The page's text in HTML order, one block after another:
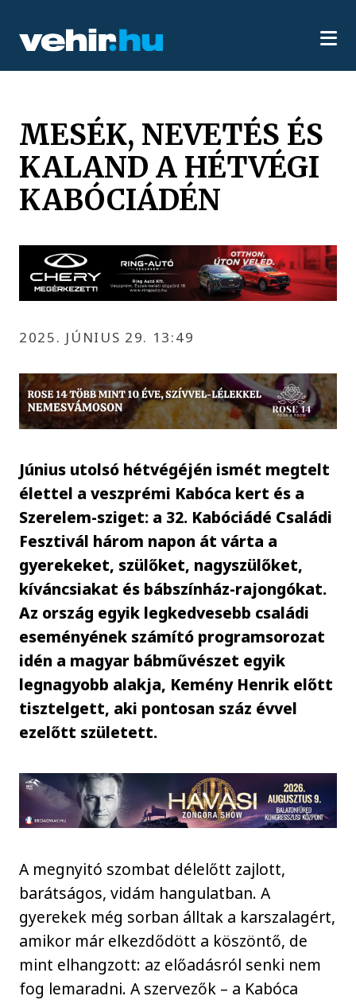
MESÉK, NEVETÉS ÉS
KALAND A HÉTVÉGI
KABÓCIÁDÉN
2025. JÚNIUS 29. 13:49
Június utolsó hétvégéjén ismét megtelt
élettel a veszprémi Kabóca kert és a
Szerelem-sziget: a 32. Kabóciádé Családi
Fesztivál három napon át várta a
gyerekeket, szülőket, nagyszülőket,
kíváncsiakat és bábszínház-rajongókat.
Az ország egyik legkedvesebb családi
eseményének számító programsorozat
idén a magyar bábművészet egyik
legnagyobb alakja, Kemény Henrik előtt
tisztelgett, aki pontosan száz évvel
ezelőtt született.
A megnyitó szombat délelőtt zajlott,
barátságos, vidám hangulatban. A
gyerekek még sorban álltak a karszalagért,
amikor már elkezdődött a köszöntő, de
mint elhangzott: az előadásról senki nem
fog lemaradni. A szervezők – a Kabóca